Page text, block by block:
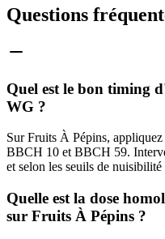
Questions
Quel est le bon timing
WG ?
Sur Fruits À Pépins,
BBCH 10 et BBCH 59.
et selon les seuils de
Quelle est la dose
sur Fruits À Pépins ?